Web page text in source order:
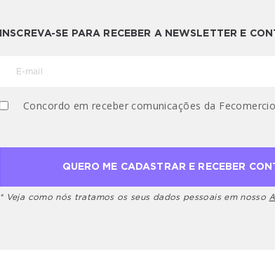
INSCREVA-SE PARA RECEBER A NEWSLETTER E
Concordo em receber comunicações da
* Veja como nós tratamos os seus dados pessoais em nosso